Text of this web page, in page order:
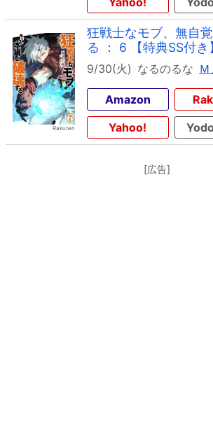
狂戦士なモブ、無自
る ： 6 【特典SS付き
9/30(火) なるのるな
Amazon
Yahoo!
[広告]